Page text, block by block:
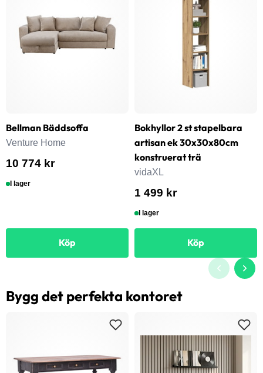
Bellman Bäddsoffa
Venture Home
10 774 kr
I lager
Köp
Bokhyllor 2 st stapelbara
artisan ek 30x30x80cm
konstruerat trä
vidaXL
1 499 kr
I lager
Köp
Bygg det perfekta kontoret